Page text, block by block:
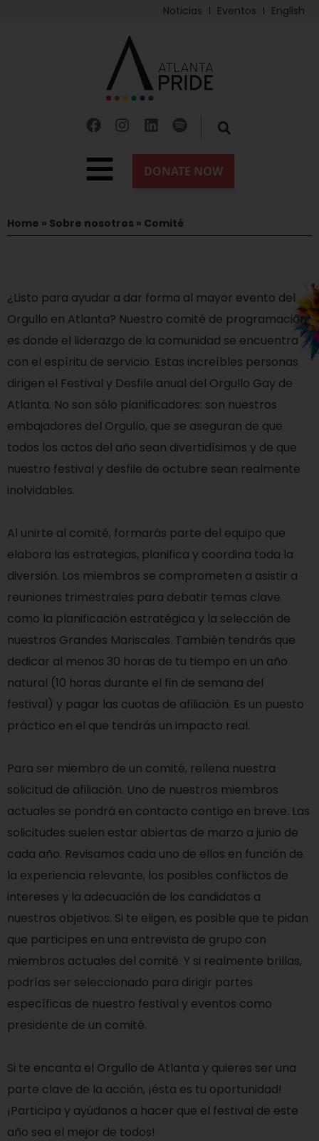
Noticias Eventos English
Home » Sobre nosotros » Comité
¿Listo para ayudar a dar forma al mayor evento del
Orgullo en Atlanta? Nuestro comité de programación
es donde el liderazgo de la comunidad se encuentra
con el espíritu de servicio. Estas increíbles personas
dirigen el Festival y Desfile anual del Orgullo Gay de
Atlanta. No son sólo planificadores: son nuestros
embajadores del Orgullo, que se aseguran de que
todos los actos del año sean divertidísimos y de que
nuestro festival y desfile de octubre sean realmente
inolvidables.
Al unirte al comité, formarás parte del equipo que
elabora las estrategias, planifica y coordina toda la
diversión. Los miembros se comprometen a asistir a
reuniones trimestrales para debatir temas clave
como la planificación estratégica y la selección de
nuestros Grandes Mariscales. También tendrás que
dedicar al menos 30 horas de tu tiempo en un año
natural (10 horas durante el fin de semana del
festival) y pagar las cuotas de afiliación. Es un puesto
práctico en el que tendrás un impacto real.
Para ser miembro de un comité, rellena nuestra
solicitud de afiliación. Uno de nuestros miembros
actuales se pondrá en contacto contigo en breve. Las
solicitudes suelen estar abiertas de marzo a junio de
cada año. Revisamos cada uno de ellos en función de
la experiencia relevante, los posibles conflictos de
intereses y la adecuación de los candidatos a
nuestros objetivos. Si te eligen, es posible que te pidan
que participes en una entrevista de grupo con
miembros actuales del comité. Y si realmente brillas,
podrías ser seleccionado para dirigir partes
específicas de nuestro festival y eventos como
presidente de un comité.
Si te encanta el Orgullo de Atlanta y quieres ser una
parte clave de la acción, ¡ésta es tu oportunidad!
¡Participa y ayúdanos a hacer que el festival de este
año sea el mejor de todos!